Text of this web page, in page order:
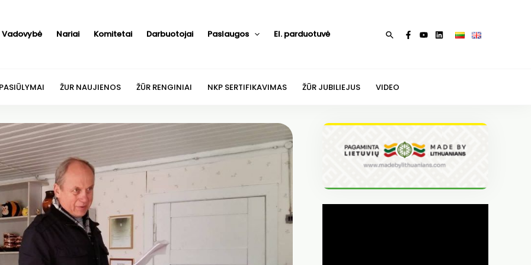
Vadovybė Nariai Komitetai Darbuotojai Paslaugos El. parduotuvė Paieška
ŽUR NAUJIENOS ŽŪR RENGINIAI NKP SERTIFIKAVIMAS ŽŪR JUBILIEJUS VIDEO